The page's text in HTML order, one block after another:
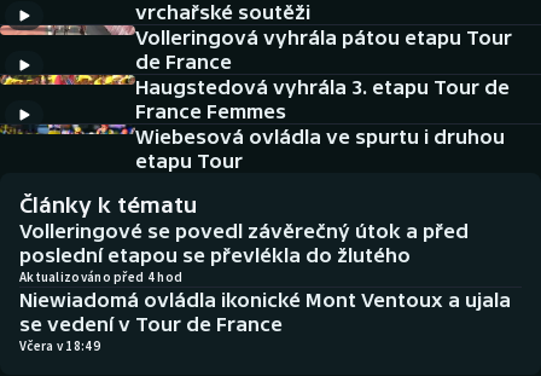
Cyklistika
DALŠÍ SPORTY
Americký fotbal
Baseball a softbal
Basketbal
Biatlon
NEPŘEHLÉDNĚTE
Soutěže
Historické návraty
Aplikace ČT sport
vrchařské soutěži
Volleringová vyhrála pátou etapu Tour
de France
Haugstedová vyhrála 3. etapu Tour de
France Femmes
Wiebesová ovládla ve spurtu i druhou
etapu Tour
Články k tématu
Volleringové se povedl závěrečný útok a před
poslední etapou se převlékla do žlutého
Aktualizováno před 4 hod
Niewiadomá ovládla ikonické Mont Ventoux a ujala
se vedení v Tour de France
Včera v 18:49